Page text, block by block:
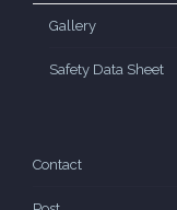
Gallery
Safety Data Sheet
Contact